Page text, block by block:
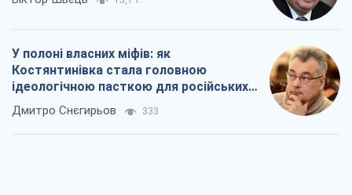
У полоні власних міфів: як
Костянтинівка стала головною
ідеологічною пасткою для російських
окупантів
Дмитро Снєгирьов 333